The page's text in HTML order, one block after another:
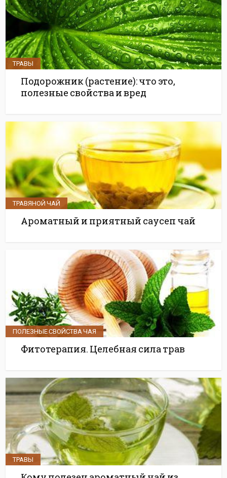
ТРАВЫ
Подорожник (растение): что это,
полезные свойства и вред
ТРАВЯНОЙ ЧАЙ
Ароматный и приятный саусеп чай
ПОЛЕЗНЫЕ СВОЙСТВА ЧАЯ
Фитотерапия. Целебная сила трав
ТРАВЫ